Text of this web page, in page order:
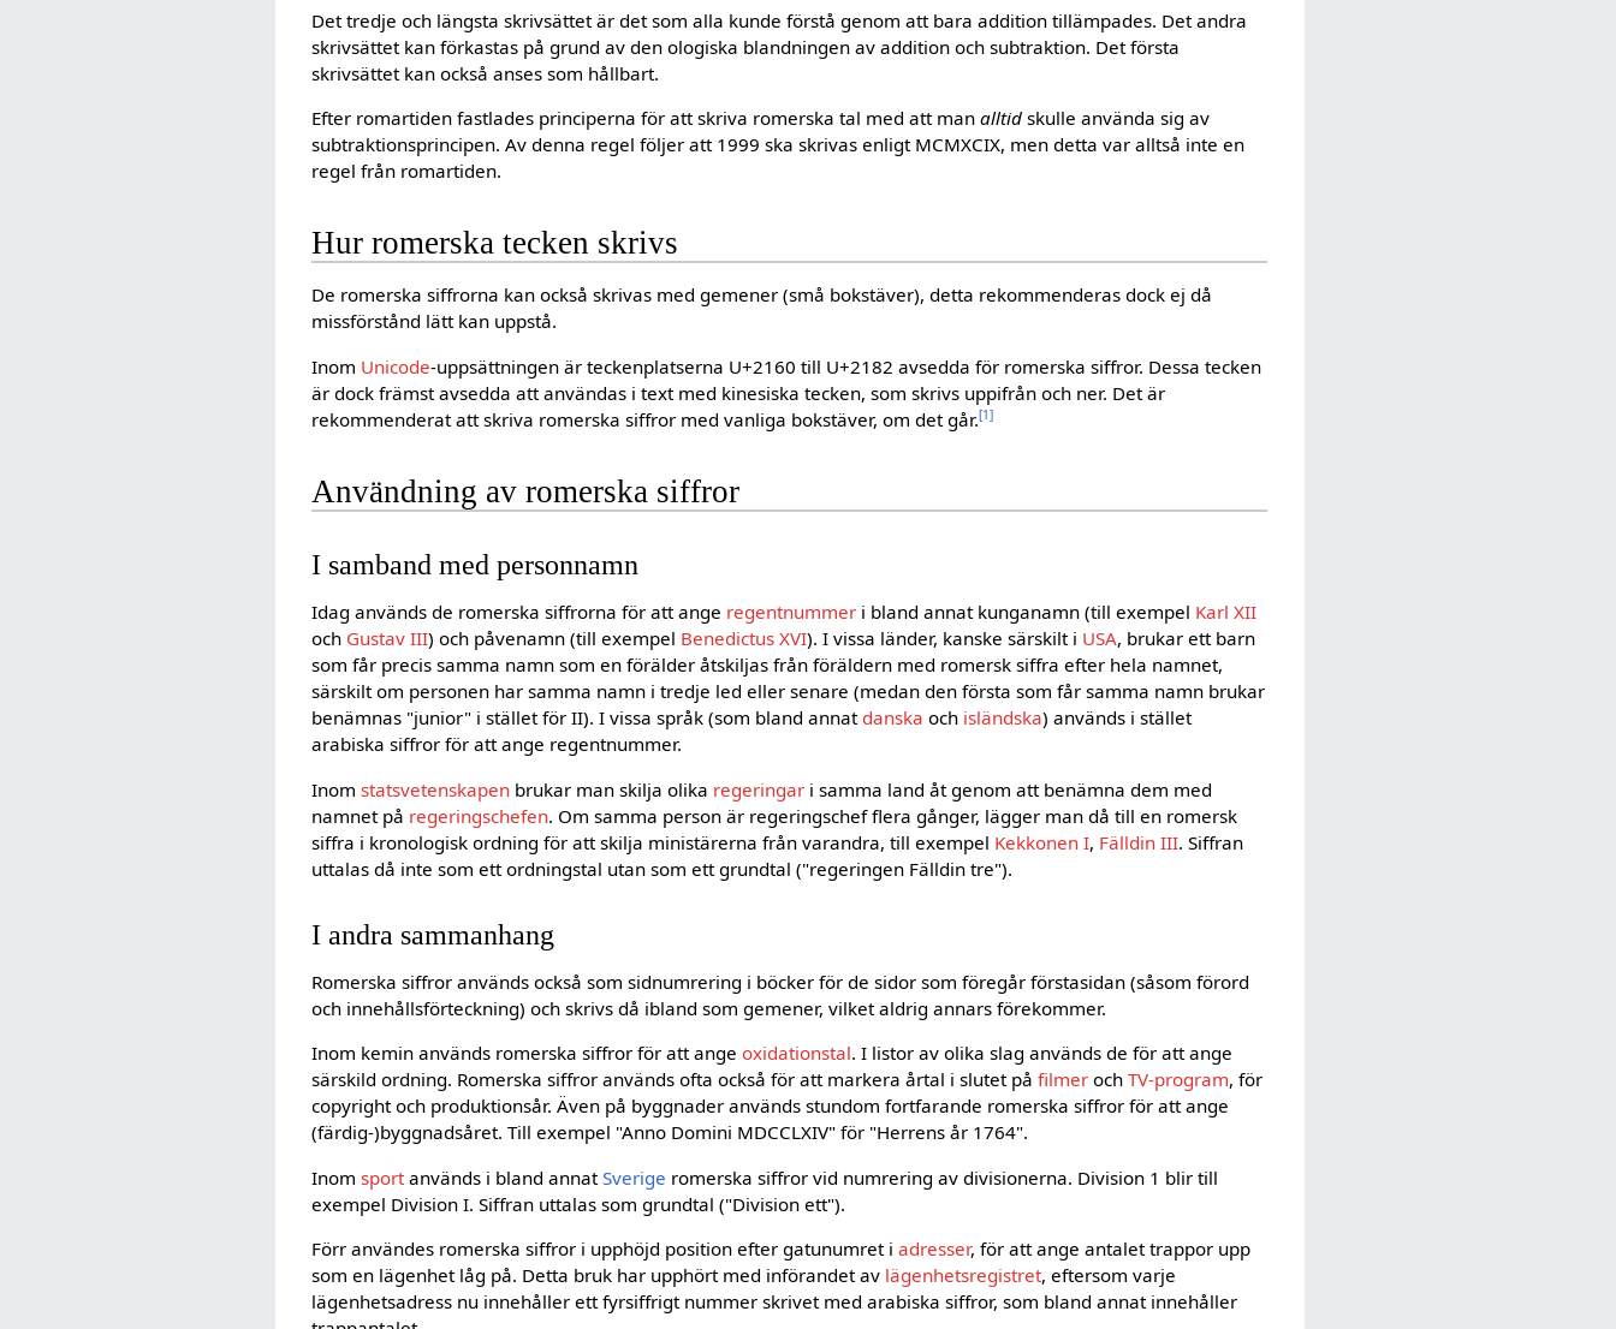
Det tredje och längsta skrivsättet är det som alla kunde förstå genom att bara addition tillämpades. Det andra
skrivsättet kan förkastas på grund av den ologiska blandningen av addition och subtraktion. Det första
skrivsättet kan också anses som hållbart.
Efter romartiden fastlades principerna för att skriva romerska tal med att manalltid skulle använda sig av
subtraktionsprincipen. Av denna regel följer att 1999 ska skrivas enligt MCMXCIX, men detta var alltså inte en
regel från romartiden.
Hur romerska tecken skrivs
De romerska siffrorna kan också skrivas med gemener (små bokstäver), detta rekommenderas dock ej då
missförstånd lätt kan uppstå.
Inom Unicode-uppsättningen är teckenplatserna U+2160 till U+2182 avsedda för romerska siffror. Dessa tecken
är dock främst avsedda att användas i text med kinesiska tecken, som skrivs uppifrån och ner. Det är
rekommenderat att skriva romerska siffror med vanliga bokstäver, om det går.[1]
Användning av romerska siffror
I samband med personnamn
Idag används de romerska siffrorna för att ange regentnummer i bland annat kunganamn (till exempel Karl XII
och Gustav III) och påvenamn (till exempel Benedictus XVI). I vissa länder, kanske särskilt i USA, brukar ett barn
som får precis samma namn som en förälder åtskiljas från föräldern med romersk siffra efter hela namnet,
särskilt om personen har samma namn i tredje led eller senare (medan den första som får samma namn brukar
benämnas "junior" i stället för II). I vissa språk (som bland annat danska och isländska) används i stället
arabiska siffror för att ange regentnummer.
Inomstatsvetenskapen brukar man skilja olika regeringar i samma land åt genom att benämna dem med
namnet på regeringschefen. Om samma person är regeringschef flera gånger, lägger man då till en romersk
siffra i kronologisk ordning för att skilja ministärerna från varandra, till exempel Kekkonen I, Fälldin III. Siffran
uttalas då inte som ett ordningstal utan som ett grundtal ("regeringen Fälldin tre").
I andra sammanhang
Romerska siffror används också som sidnumrering i böcker för de sidor som föregår förstasidan (såsom förord
och innehållsförteckning) och skrivs då ibland som gemener, vilket aldrig annars förekommer.
Inom kemin används romerska siffror för att angeoxidationstal. I listor av olika slag används de för att ange
särskild ordning. Romerska siffror används ofta också för att markera årtal i slutet påfilmer ochTV-program, för
copyright och produktionsår. Även på byggnader används stundom fortfarande romerska siffror för att ange
(färdig-)byggnadsåret. Till exempel "Anno Domini MDCCLXIV" för "Herrens år 1764".
Inomsport används i bland annatSverige romerska siffror vid numrering av divisionerna. Division 1 blir till
exempel Division I. Siffran uttalas som grundtal ("Division ett").
Förr användes romerska siffror i upphöjd position efter gatunumret iadresser, för att ange antalet trappor upp
som en lägenhet låg på. Detta bruk har upphört med införandet av lägenhetsregistret, eftersom varje
lägenhetsadress nu innehåller ett fyrsiffrigt nummer skrivet med arabiska siffror, som bland annat innehåller